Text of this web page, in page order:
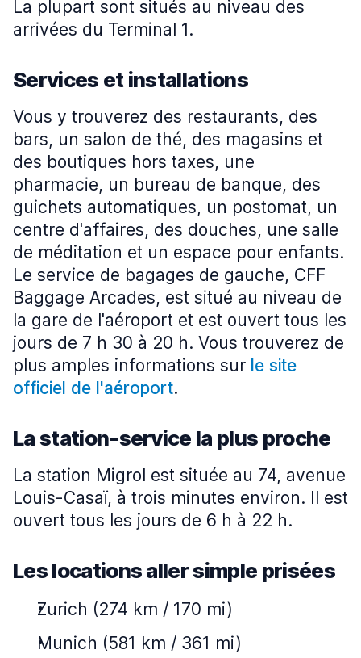
La plupart sont situés au niveau des
arrivées du Terminal 1.
Services et installations
Vous y trouverez des restaurants, des
bars, un salon de thé, des magasins et
des boutiques hors taxes, une
pharmacie, un bureau de banque, des
guichets automatiques, un postomat, un
centre d'affaires, des douches, une salle
de méditation et un espace pour enfants.
Le service de bagages de gauche, CFF
Baggage Arcades, est situé au niveau de
la gare de l'aéroport et est ouvert tous les
jours de 7 h 30 à 20 h. Vous trouverez de
plus amples informations sur le site
officiel de l'aéroport.
La station-service la plus proche
La station Migrol est située au 74, avenue
Louis-Casaï, à trois minutes environ. Il est
ouvert tous les jours de 6 h à 22 h.
Les locations aller simple prisées
Zurich (274 km / 170 mi)
Munich (581 km / 361 mi)